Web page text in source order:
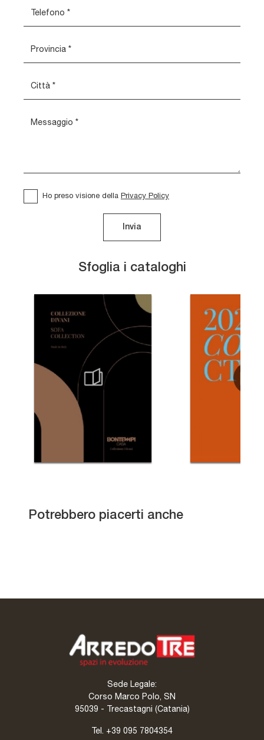
Sfoglia i cataloghi
Ho preso visione della Privacy Policy
Invia
Potrebbero piacerti anche
Madison SuperMarmo
Olympia
Cosmopolitan
Sede Legale:
Corso Marco Polo, SN
95039 - Trecastagni (Catania)
Tel. +39 095 7804354